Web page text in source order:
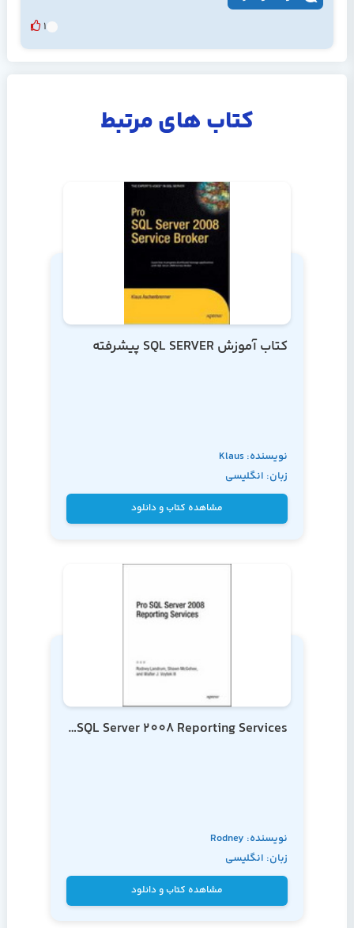
1
کتاب های مرتبط
کتاب آموزش SQL SERVER پیشرفته
نویسنده: Klaus
Aschenbrenner
زبان: انگلیسی
مشاهده کتاب و دانلود
Pro SQL Server 2008 Reporting Services
نویسنده: Rodney
Landrum
زبان: انگلیسی
مشاهده کتاب و دانلود